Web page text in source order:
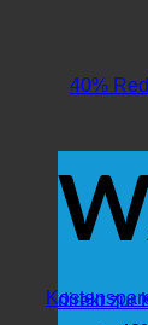
40%
direkt zur